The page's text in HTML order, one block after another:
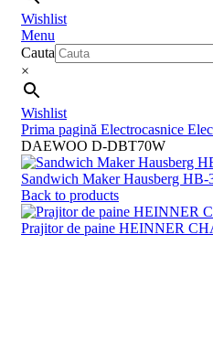
Wishlist
Menu
Cauta
×
Wishlist
Prima pagină Electrocasnice
DAEWOO D-DBT70W
Sandwich Maker Hausberg
Back to products
Prajitor de paine HEINNER